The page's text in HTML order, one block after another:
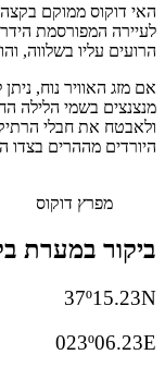
לעיירה המפורסמת
הרועים עליו בשלווה,
אם מזג האוויר נוח,
מנצנצים בשמי הלילה
ולאבטח את חבלי
היורדים מההרים בצדו
מפרץ דוקוס
ביקור במערת
37º15.23N
023º06.23E